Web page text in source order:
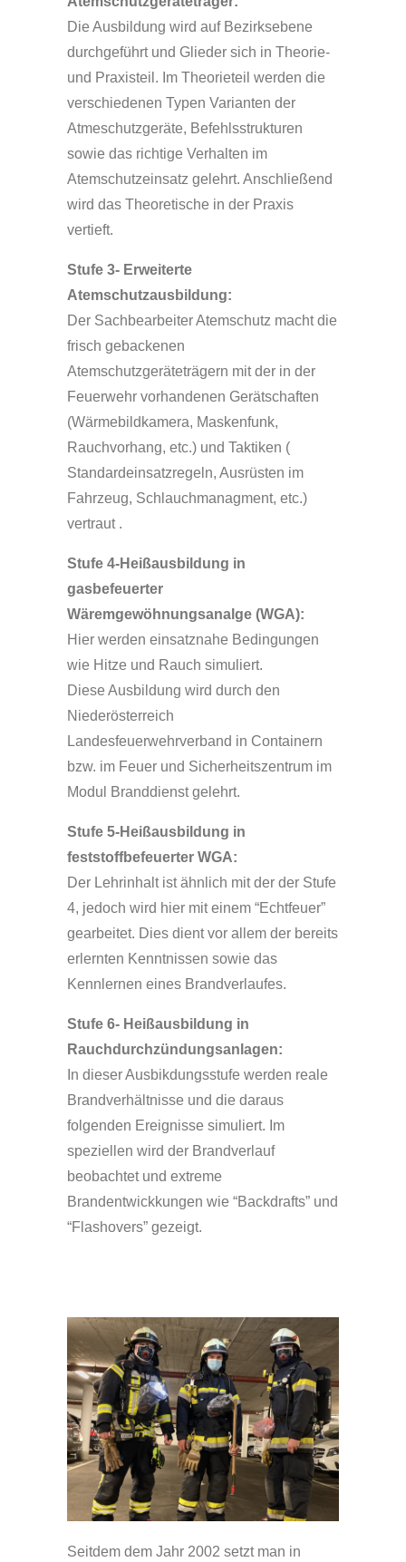
Die Ausbildung wird auf Bezirksebene
durchgeführt und Glieder sich in Theorie-
und Praxisteil. Im Theorieteil werden die
verschiedenen Typen Varianten der
Atmeschutzgeräte, Befehlsstrukturen
sowie das richtige Verhalten im
Atemschutzeinsatz gelehrt. Anschließend
wird das Theoretische in der Praxis
vertieft.
Stufe 3- Erweiterte
Atemschutzausbildung:
Der Sachbearbeiter Atemschutz macht die
frisch gebackenen
Atemschutzgeräteträgern mit der in der
Feuerwehr vorhandenen Gerätschaften
(Wärmebildkamera, Maskenfunk,
Rauchvorhang, etc.) und Taktiken (
Standardeinsatzregeln, Ausrüsten im
Fahrzeug, Schlauchmanagment, etc.)
vertraut .
Stufe 4-Heißausbildung in
gasbefeuerter
Wäremgewöhnungsanalge (WGA):
Hier werden einsatznahe Bedingungen
wie Hitze und Rauch simuliert.
Diese Ausbildung wird durch den
Niederösterreich
Landesfeuerwehrverband in Containern
bzw. im Feuer und Sicherheitszentrum im
Modul Branddienst gelehrt.
Stufe 5-Heißausbildung in
feststoffbefeuerter WGA:
Der Lehrinhalt ist ähnlich mit der der Stufe
4, jedoch wird hier mit einem “Echtfeuer”
gearbeitet. Dies dient vor allem der bereits
erlernten Kenntnissen sowie das
Kennlernen eines Brandverlaufes.
Stufe 6- Heißausbildung in
Rauchdurchzündungsanlagen:
In dieser Ausbikdungsstufe werden reale
Brandverhältnisse und die daraus
folgenden Ereignisse simuliert. Im
speziellen wird der Brandverlauf
beobachtet und extreme
Brandentwickkungen wie “Backdrafts” und
“Flashovers” gezeigt.
Seitdem dem Jahr 2002 setzt man in